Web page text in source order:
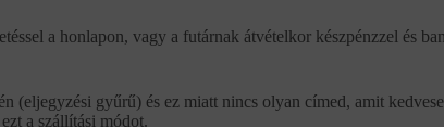
a honlapon, vagy a futárnak átvételkor készpénzzel és
(eljegyzési gyűrű) és ez miatt nincs olyan címed, amit
a szállítási módot.